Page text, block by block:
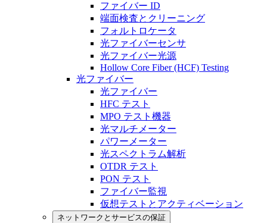
ファイバー ID
端面検査とクリーニング
フォルトロケータ
光ファイバーセンサ
光ファイバー光源
Hollow Core Fiber (HCF) Testing
光ファイバー
光ファイバー
HFC テスト
MPO テスト機器
光マルチメーター
パワーメーター
光スペクトラム解析
OTDR テスト
PON テスト
ファイバー監視
仮想テストとアクティベーション
ネットワークとサービスの保証